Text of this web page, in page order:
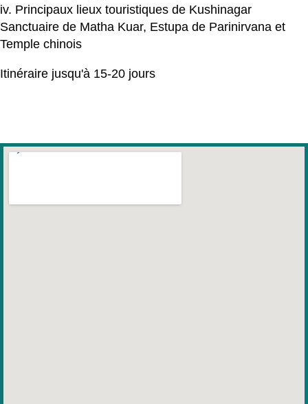
iv. Principaux lieux touristiques de Kushinagar
Sanctuaire de Matha Kuar, Estupa de Parinirvana et
Temple chinois
Itinéraire jusqu'à 15-20 jours